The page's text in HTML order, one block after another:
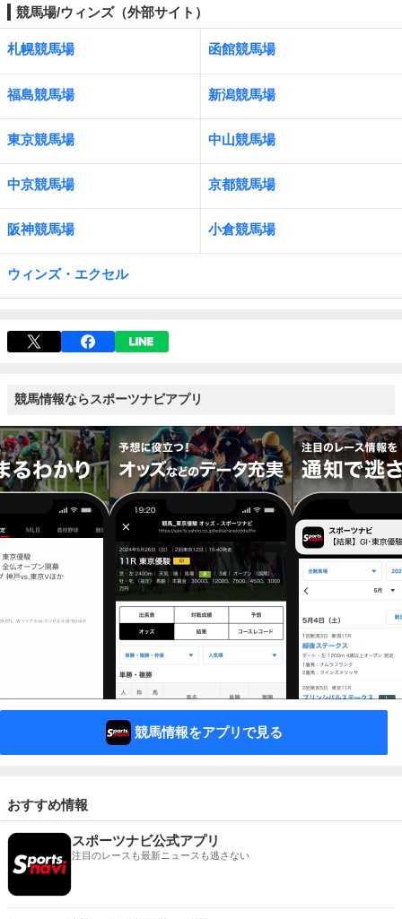
競馬場/ウィンズ（外部サイト）
札幌競馬場 函館競馬場
福島競馬場 新潟競馬場
東京競馬場 中山競馬場
中京競馬場 京都競馬場
阪神競馬場 小倉競馬場
ウィンズ・エクセル
競馬情報ならスポーツナビアプリ
競馬情報をアプリで見る
おすすめ情報
スポーツナビ公式アプリ
注目のレースも最新ニュースも逃さない